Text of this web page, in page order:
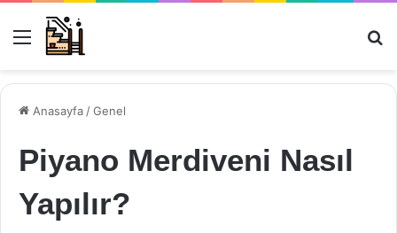
Menü
Anasayfa /Genel
Piyano Merdiveni Nasıl
Yapılır?